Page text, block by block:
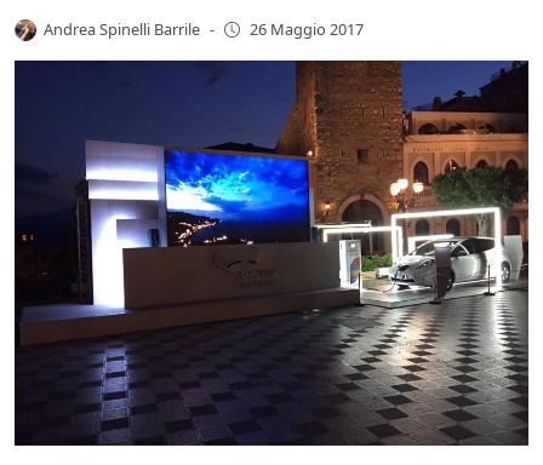
Andrea Spinelli Barrile - 26 Maggio 2017